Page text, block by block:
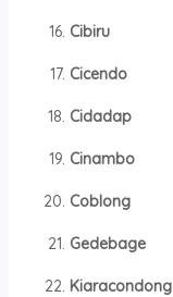
Cibiru
Cicendo
Cidadap
Cinambo
Coblong
Gedebage
Kiaracondong